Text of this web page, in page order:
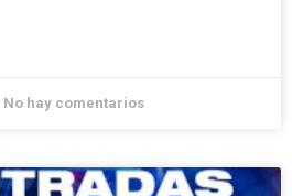
No hay comentarios